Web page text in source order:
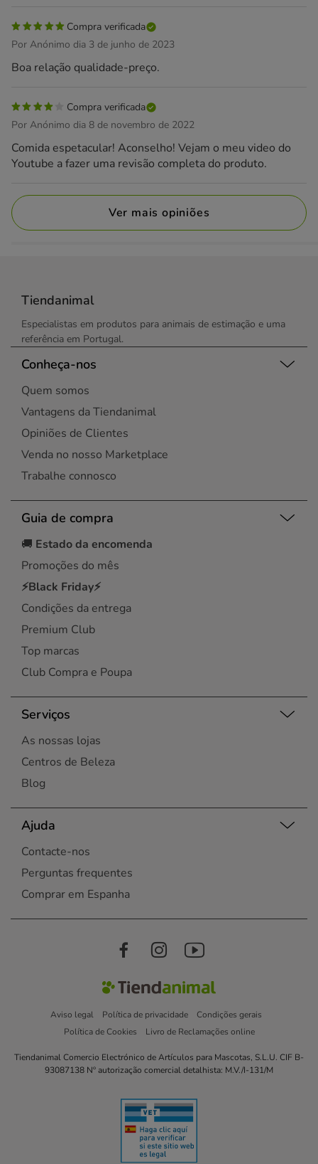
Compra verificada
Por Anónimo dia 3 de junho de 2023
Boa relação qualidade-preço.
Compra verificada
Por Anónimo dia 8 de novembro de 2022
Comida espetacular! Aconselho! Vejam o meu video do
Youtube a fazer uma revisão completa do produto.
Ver mais opiniões
Tiendanimal
Especialistas em produtos para animais de estimação e uma
referência em Portugal.
Conheça-nos
Quem somos
Vantagens da Tiendanimal
Opiniões de Clientes
Venda no nosso Marketplace
Trabalhe connosco
Guia de compra
🚚 Estado da encomenda
Promoções do mês
⚡Black Friday⚡
Condições da entrega
Premium Club
Top marcas
Club Compra e Poupa
Serviços
As nossas lojas
Centros de Beleza
Blog
Ajuda
Contacte-nos
Perguntas frequentes
Comprar em Espanha
Aviso legal Política de privacidade
Condições gerais
Política de Cookies
Livro de Reclamações online
Tiendanimal Comercio Electrónico de Artículos para Mascotas, S.L.U. CIF B-
93087138 Nº autorização comercial detalhista: M.V./I-131/M